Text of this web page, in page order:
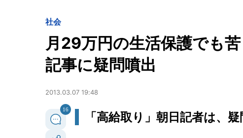
社会
月29万円の生活保護でも
記事に疑問噴出
2013.03.07 19:48
16
「高給取り」朝日記者は、